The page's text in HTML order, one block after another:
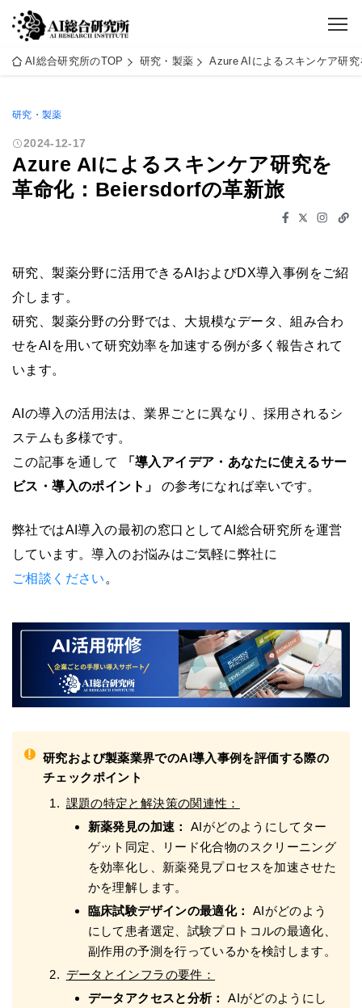
AI総合研究所のTOP 研究・製薬 Azure AIによるスキンケア研
研究・製薬
2024-12-17
Azure AIによるスキンケア研究を
革命化：Beiersdorfの革新旅
研究、製薬分野に活用できるAIおよびDX導入事例をご紹
介します。
研究、製薬分野の分野では、大規模なデータ、組み合わ
せをAIを用いて研究効率を加速する例が多く報告されて
います。
AIの導入の活用法は、業界ごとに異なり、採用されるシ
ステムも多様です。
この記事を通して
「導入アイデア・あなたに使えるサー
ビス・導入のポイント」
の参考になれば幸いです。
弊社ではAI導入の最初の窓口としてAI総合研究所を運営
しています。導入のお悩みはご気軽に弊社に
ご相談ください 。
!
研究および製薬業界でのAI導入事例を評価する際の
チェックポイント
課題の特定と解決策の関連性：
新薬発見の加速：
AIがどのようにしてター
ゲット同定、リード化合物のスクリーニング
を効率化し、新薬発見プロセスを加速させた
かを理解します。
臨床試験デザインの最適化：
AIがどのよう
にして患者選定、試験プロトコルの最適化、
副作用の予測を行っているかを検討します。
データとインフラの要件：
データアクセスと分析：
AIがどのようにし